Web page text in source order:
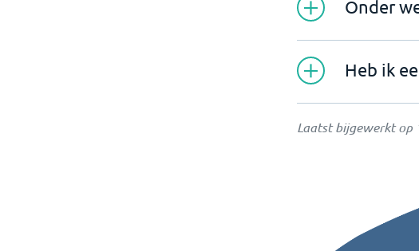
Onder
Heb ik
Laatst bijgewerkt op